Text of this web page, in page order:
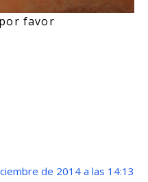
favor
de 2014 a las 14:13